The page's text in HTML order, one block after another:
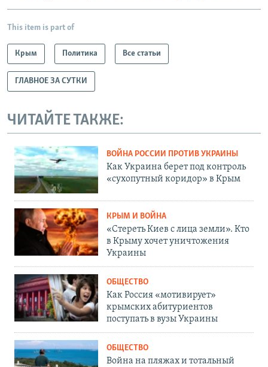
This item is part of
Крым Политика Все статьи
ГЛАВНОЕ ЗА СУТКИ
ЧИТАЙТЕ ТАКЖЕ:
ВОЙНА РОССИИ ПРОТИВ УКРАИНЫ
Как Украина берет под контроль
«сухопутный коридор» в Крым
КРЫМ И ВОЙНА
«Стереть Киев с лица земли». Кто
в Крыму хочет уничтожения
Украины
ОБЩЕСТВО
Как Россия «мотивирует»
крымских абитуриентов
поступать в вузы Украины
ОБЩЕСТВО
Война на пляжах и тотальный